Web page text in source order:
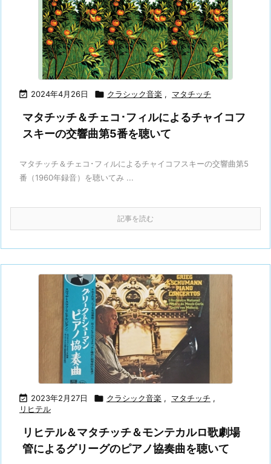
 2024年4月26日  クラシック音楽 , マタチッチ
マタチッチ＆チェコ･フィルによるチャイコフ
スキーの交響曲第5番を聴いて
マタチッチ＆チェコ･フィルによるチャイコフスキーの交響曲第5
番（1960年録音）を聴いてみ ...
記事を読む
 2023年2月27日  クラシック音楽 , マタチッチ ,
リヒテル
リヒテル＆マタチッチ＆モンテカルロ歌劇場
管によるグリーグのピアノ協奏曲を聴いて